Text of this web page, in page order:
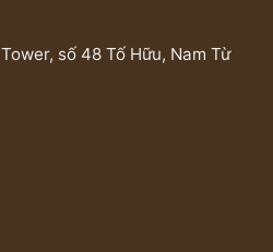
số 48 Tố Hữu, Nam Từ